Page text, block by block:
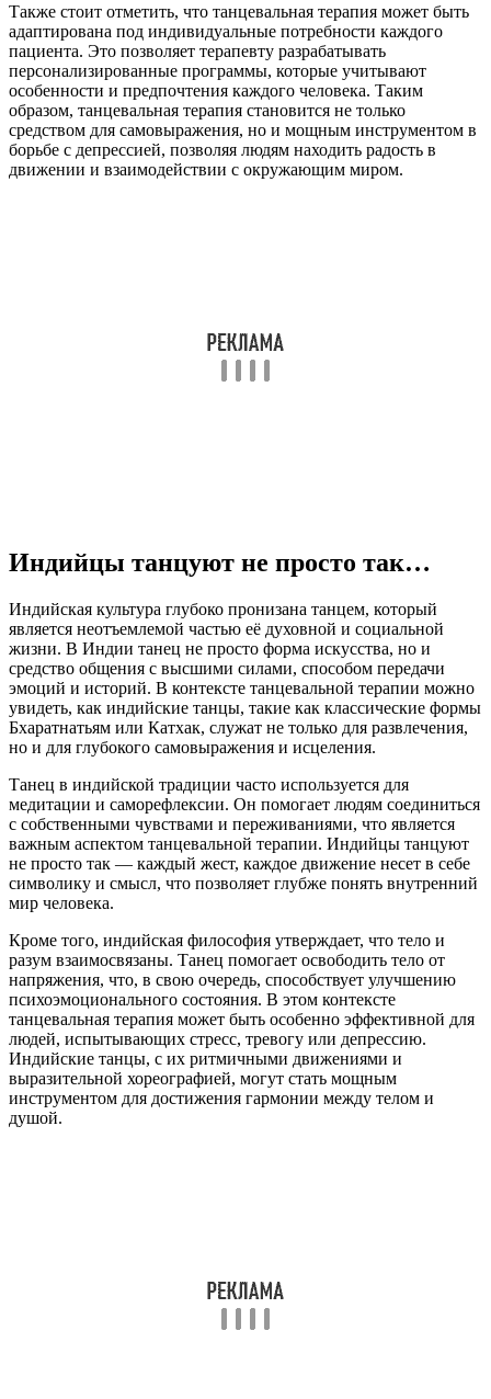
Также стоит отметить, что танцевальная терапия может быть
адаптирована под индивидуальные потребности каждого
пациента. Это позволяет терапевту разрабатывать
персонализированные программы, которые учитывают
особенности и предпочтения каждого человека. Таким
образом, танцевальная терапия становится не только
средством для самовыражения, но и мощным инструментом в
борьбе с депрессией, позволяя людям находить радость в
движении и взаимодействии с окружающим миром.
Индийцы танцуют не просто так…
Индийская культура глубоко пронизана танцем, который
является неотъемлемой частью её духовной и социальной
жизни. В Индии танец не просто форма искусства, но и
средство общения с высшими силами, способом передачи
эмоций и историй. В контексте танцевальной терапии можно
увидеть, как индийские танцы, такие как классические формы
Бхаратнатьям или Катхак, служат не только для развлечения,
но и для глубокого самовыражения и исцеления.
Танец в индийской традиции часто используется для
медитации и саморефлексии. Он помогает людям соединиться
с собственными чувствами и переживаниями, что является
важным аспектом танцевальной терапии. Индийцы танцуют
не просто так — каждый жест, каждое движение несет в себе
символику и смысл, что позволяет глубже понять внутренний
мир человека.
Кроме того, индийская философия утверждает, что тело и
разум взаимосвязаны. Танец помогает освободить тело от
напряжения, что, в свою очередь, способствует улучшению
психоэмоционального состояния. В этом контексте
танцевальная терапия может быть особенно эффективной для
людей, испытывающих стресс, тревогу или депрессию.
Индийские танцы, с их ритмичными движениями и
выразительной хореографией, могут стать мощным
инструментом для достижения гармонии между телом и
душой.